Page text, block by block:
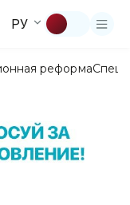
РУ
реформа